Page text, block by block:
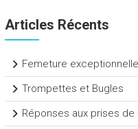
Articles Récents
Femeture exceptionnelle
Trompettes et Bugles
Réponses aux prises